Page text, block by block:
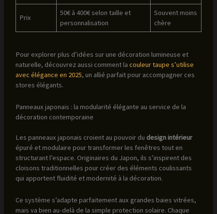
Prix
50€ à 400€ selon taille et
personnalisation
Souvent moins
chère
Pour explorer plus d’idées sur une décoration lumineuse et
naturelle, découvrez aussi comment la couleur taupe s’utilise
avec élégance en 2025, un allié parfait pour accompagner ces
stores élégants.
Panneaux japonais : la modularité élégante au service de la
décoration contemporaine
Les panneaux japonais croient au pouvoir du design intérieur
épuré et modulaire pour transformer les fenêtres tout en
structurant l’espace. Originaires du Japon, ils s’inspirent des
cloisons traditionnelles pour créer des éléments coulissants
qui apportent fluidité et modernité à la décoration.
Ce système s’adapte parfaitement aux grandes baies vitrées,
mais va bien au-delà de la simple protection solaire. Chaque